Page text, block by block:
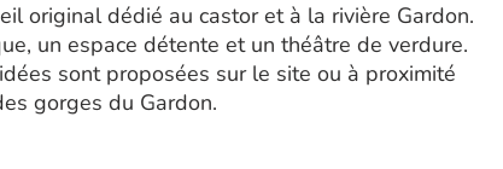
original dédié au castor et à la rivière Gardon.
un espace détente et un théâtre de verdure.
sont proposées sur le site ou à proximité
gorges du Gardon.